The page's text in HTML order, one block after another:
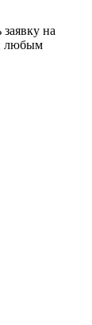
на
любым